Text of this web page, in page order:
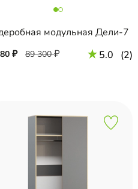
модульная Дели-7
89 300 5.0 (2)